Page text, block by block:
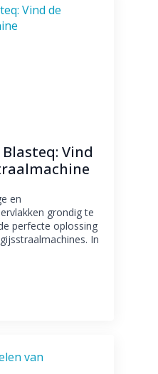
Vind
en
grondig te
perfecte oplossing
In